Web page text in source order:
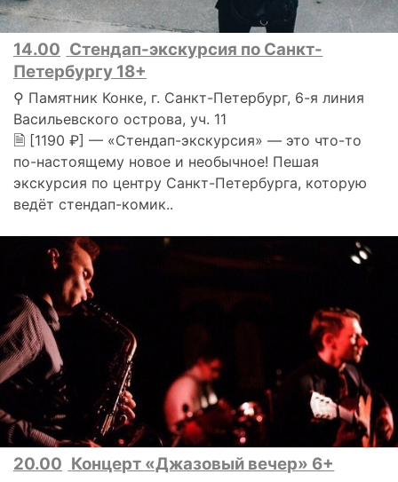
14.00 Стендап-экскурсия по Санкт-
Петербургу 18+
⚲ Памятник Конке, г. Санкт-Петербург, 6-я линия
Васильевского острова, уч. 11
🗎 [1190 ₽] — «Стендап-экскурсия» — это что-то
по-настоящему новое и необычное! Пешая
экскурсия по центру Санкт-Петербурга, которую
ведёт стендап-комик..
20.00 Концерт «Джазовый вечер» 6+